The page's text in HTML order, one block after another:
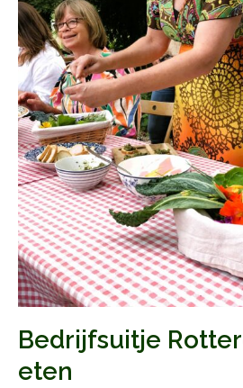
Bedrijfsuitje
eten